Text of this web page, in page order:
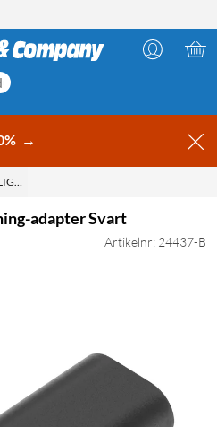
→
ADAPTER SVART
adapter Svart
Artikelnr: 24437-B